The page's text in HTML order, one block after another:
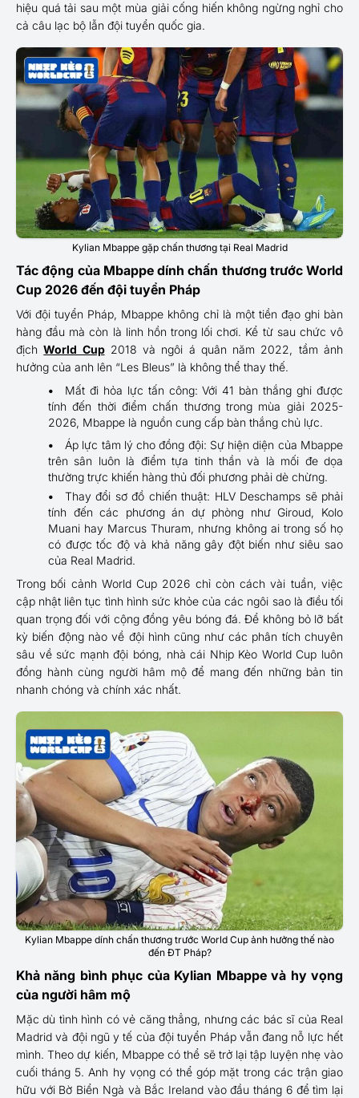
hiệu quá tải sau một mùa giải cống hiến không ngừng nghỉ cho
cả câu lạc bộ lẫn đội tuyển quốc gia.
Kylian Mbappe gặp chấn thương tại Real Madrid
Tác động của Mbappe dính chấn thương trước World
Cup 2026 đến đội tuyển Pháp
Với đội tuyển Pháp, Mbappe không chỉ là một tiền đạo ghi bàn
hàng đầu mà còn là linh hồn trong lối chơi. Kể từ sau chức vô
địchWorld Cup2018 và ngôi á quân năm 2022, tầm ảnh
hưởng của anh lên “Les Bleus” là không thể thay thế.
Mất đi hỏa lực tấn công: Với 41 bàn thắng ghi được
tính đến thời điểm chấn thương trong mùa giải 2025-
2026, Mbappe là nguồn cung cấp bàn thắng chủ lực.
Áp lực tâm lý cho đồng đội: Sự hiện diện của Mbappe
trên sân luôn là điểm tựa tinh thần và là mối đe dọa
thường trực khiến hàng thủ đối phương phải dè chừng.
Thay đổi sơ đồ chiến thuật: HLV Deschamps sẽ phải
tính đến các phương án dự phòng như Giroud, Kolo
Muani hay Marcus Thuram, nhưng không ai trong số họ
có được tốc độ và khả năng gây đột biến như siêu sao
của Real Madrid.
Trong bối cảnh World Cup 2026 chỉ còn cách vài tuần, việc
cập nhật liên tục tình hình sức khỏe của các ngôi sao là điều tối
quan trọng đối với cộng đồng yêu bóng đá. Để không bỏ lỡ bất
kỳ biến động nào về đội hình cũng như các phân tích chuyên
sâu về sức mạnh đội bóng, nhà cái Nhịp Kèo World Cup luôn
đồng hành cùng người hâm mộ để mang đến những bản tin
nhanh chóng và chính xác nhất.
Kylian Mbappe dính chấn thương trước World Cup ảnh hưởng thế nào
đến ĐT Pháp?
Khả năng bình phục của Kylian Mbappe và hy vọng
của người hâm mộ
Mặc dù tình hình có vẻ căng thẳng, nhưng các bác sĩ của Real
Madrid và đội ngũ y tế của đội tuyển Pháp vẫn đang nỗ lực hết
mình. Theo dự kiến, Mbappe có thể sẽ trở lại tập luyện nhẹ vào
cuối tháng 5. Anh hy vọng có thể góp mặt trong các trận giao
hữu với Bờ Biển Ngà và Bắc Ireland vào đầu tháng 6 để tìm lại